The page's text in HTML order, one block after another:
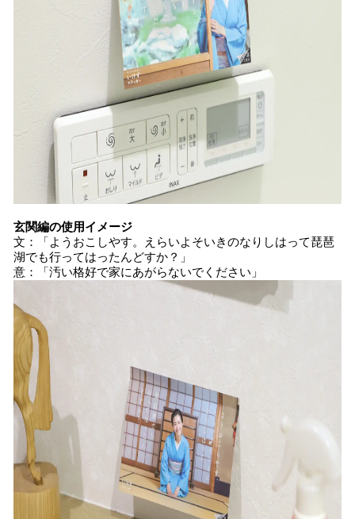
玄関編の使用イメージ
文：「ようおこしやす。えらいよそいきのなりしはって琵琶
湖でも行ってはったんどすか？」
意：「汚い格好で家にあがらないでください」